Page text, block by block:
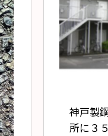
神戸製
所に３